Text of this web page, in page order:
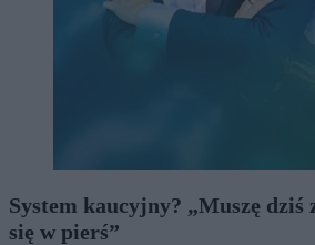
System kaucyjny? „Muszę dziś
się w pierś”